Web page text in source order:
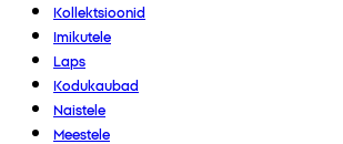
Kollektsioonid
Imikutele
Laps
Kodukaubad
Naistele
Meestele